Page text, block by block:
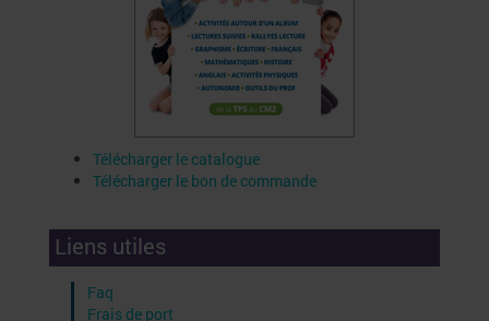
Télécharger le catalogue
Télécharger le bon de commande
Liens utiles
Faq
Frais de port